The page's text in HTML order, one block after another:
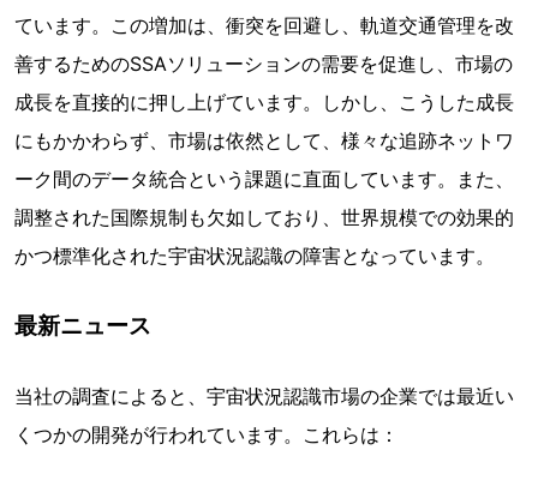
ています。この増加は、衝突を回避し、軌道交通管理を改
善するためのSSAソリューションの需要を促進し、市場の
成長を直接的に押し上げています。しかし、こうした成長
にもかかわらず、市場は依然として、様々な追跡ネットワ
ーク間のデータ統合という課題に直面しています。また、
調整された国際規制も欠如しており、世界規模での効果的
かつ標準化された宇宙状況認識の障害となっています。
最新ニュース
当社の調査によると、宇宙状況認識市場の企業では最近い
くつかの開発が行われています。これらは：